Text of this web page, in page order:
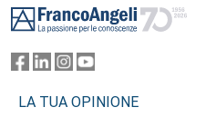
LA TUA OPINIONE